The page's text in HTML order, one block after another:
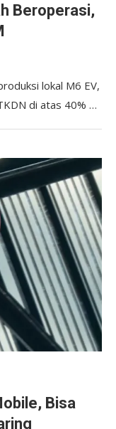
Beroperasi,
lokal M6 EV,
di atas 40% …
Bisa